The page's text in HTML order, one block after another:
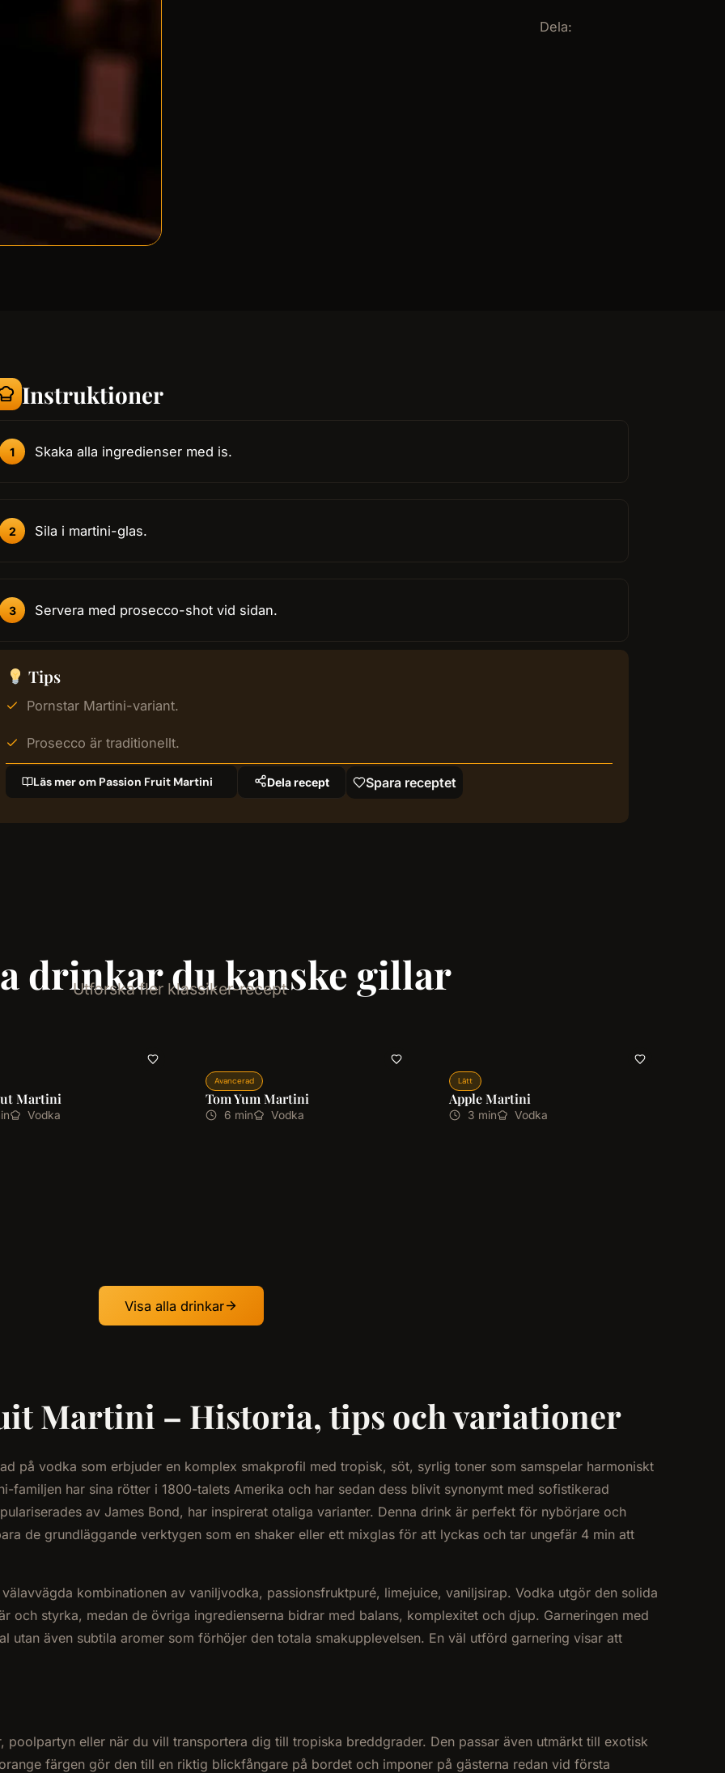
Dela:
Instruktioner
Skaka alla ingredienser med is.
Sila i martini-glas.
Servera med prosecco-shot vid sidan.
Tips
Pornstar Martini-variant.
Prosecco är traditionellt.
Läs mer om Passion Fruit Martini Dela recept Spara receptet
drinkar du kanske gillar
Utforska fler klassiker-recept
Martini
Vodka
Avancerad
Tom Yum Martini
6 min Vodka
Lätt
Apple Martini
3 min Vodka
Visa alla drinkar
Martini – Historia, tips och variationer
på vodka som erbjuder en komplex smakprofil med tropisk, söt, syrlig toner som samspelar harmoniskt
familjen har sina rötter i 1800-talets Amerika och har sedan dess blivit synonymt med sofistikerad
av James Bond, har inspirerat otaliga varianter. Denna drink är perfekt för nybörjare och
de grundläggande verktygen som en shaker eller ett mixglas för att lyckas och tar ungefär 4 min att
kombinationen av vaniljvodka, passionsfruktpuré, limejuice, vaniljsirap. Vodka utgör den solida
och styrka, medan de övriga ingredienserna bidrar med balans, komplexitet och djup. Garneringen med
utan även subtila aromer som förhöjer den totala smakupplevelsen. En väl utförd garnering visar att
poolpartyn eller när du vill transportera dig till tropiska breddgrader. Den passar även utmärkt till exotisk
färgen gör den till en riktig blickfångare på bordet och imponer på gästerna redan vid första